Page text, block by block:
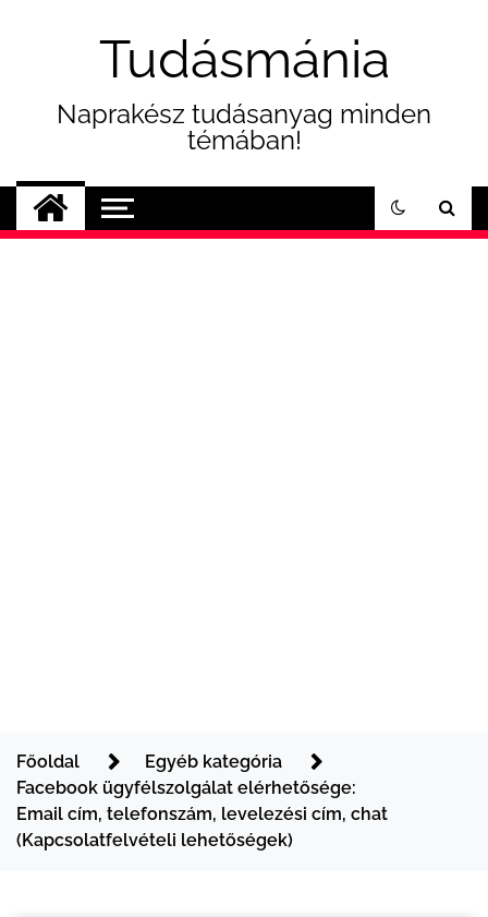
Tudásmánia
Naprakész tudásanyag minden
témában!
Főoldal
Egyéb kategória
Facebook ügyfélszolgálat elérhetősége:
Email cím, telefonszám, levelezési cím, chat
(Kapcsolatfelvételi lehetőségek)